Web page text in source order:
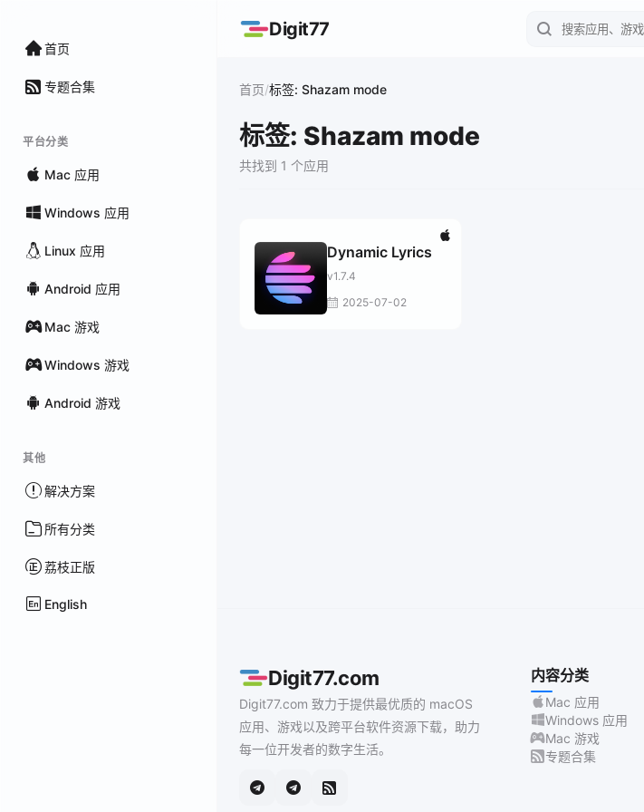
首页
专题合集
平台分类
Mac 应用
Windows 应用
Linux 应用
Android 应用
Mac 游戏
Windows 游戏
Android 游戏
其他
解决方案
所有分类
荔枝正版
English
Digit77
首页/标签: Shazam mode
标签: Shazam mode
共找到 1 个应用
Dynamic Lyrics
v1.7.4
2025-07-02
Digit77.com
Digit77.com 致力于提供最优质的 macOS
应用、游戏以及跨平台软件资源下载，助力
每一位开发者的数字生活。
内容分类
Mac 应用
Windows 应用
Mac 游戏
专题合集